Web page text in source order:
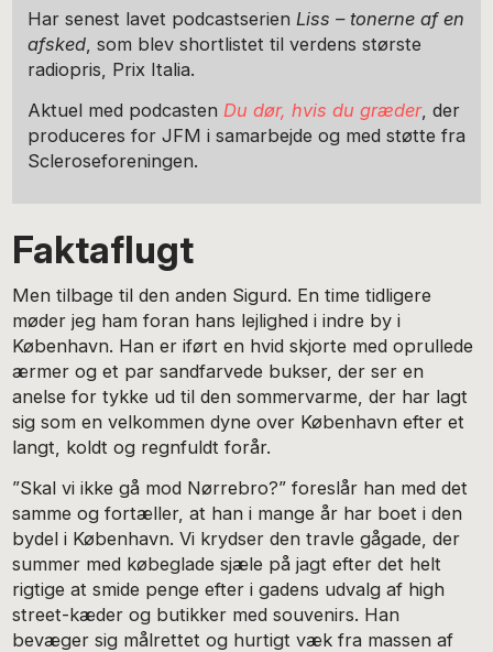
Har ­senest lavet podcastserien Liss – tonerne af en
­afsked, som blev shortlistet til verdens største
radiopris, Prix Italia.
Aktuel med podcasten Du dør, hvis du græder, der
produceres for JFM i samarbejde og med støtte fra
Scleroseforeningen.
Faktaflugt
Men tilbage til den anden Sigurd. En time tidligere
møder jeg ham foran hans lejlighed i indre by i
København. Han er iført en hvid skjorte med oprullede
ærmer og et par sandfarvede bukser, der ser en
anelse for tykke ud til den sommervarme, der har lagt
sig som en velkommen dyne over København efter et
langt, koldt og regnfuldt forår.
”Skal vi ikke gå mod Nørrebro?” foreslår han med det
samme og fortæller, at han i mange år har boet i den
bydel i København. Vi krydser den travle gågade, der
summer med købeglade sjæle på jagt efter det helt
rigtige at smide penge efter i gadens udvalg af high
street-kæder og butikker med souvenirs. Han
bevæger sig målrettet og hurtigt væk fra massen af